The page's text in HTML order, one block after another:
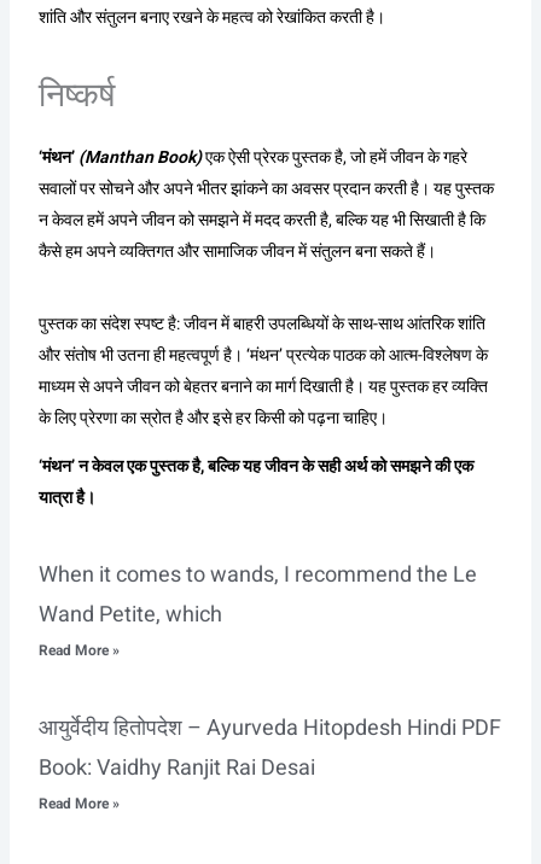
शांति और संतुलन बनाए रखने के महत्व को रेखांकित करती है।
निष्कर्ष
‘मंथन’(Manthan Book)एक ऐसी प्रेरक पुस्तक है, जो हमें जीवन के गहरे
सवालों पर सोचने और अपने भीतर झांकने का अवसर प्रदान करती है। यह पुस्तक
न केवल हमें अपने जीवन को समझने में मदद करती है, बल्कि यह भी सिखाती है कि
कैसे हम अपने व्यक्तिगत और सामाजिक जीवन में संतुलन बना सकते हैं।
पुस्तक का संदेश स्पष्ट है: जीवन में बाहरी उपलब्धियों के साथ-साथ आंतरिक शांति
और संतोष भी उतना ही महत्वपूर्ण है। ‘मंथन’ प्रत्येक पाठक को आत्म-विश्लेषण के
माध्यम से अपने जीवन को बेहतर बनाने का मार्ग दिखाती है। यह पुस्तक हर व्यक्ति
के लिए प्रेरणा का स्रोत है और इसे हर किसी को पढ़ना चाहिए।
‘मंथन’ न केवल एक पुस्तक है, बल्कि यह जीवन के सही अर्थ को समझने की एक
यात्रा है।
When it comes to wands, I recommend the Le
Wand Petite, which
Read More »
आयुर्वेदीय हितोपदेश – Ayurveda Hitopdesh Hindi PDF
Book: Vaidhy Ranjit Rai Desai
Read More »